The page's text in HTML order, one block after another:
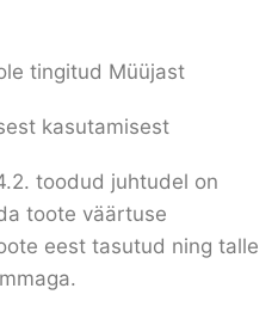
tingitud Müüjast
kasutamisest
toodud juhtudel on
toote väärtuse
eest tasutud ning talle